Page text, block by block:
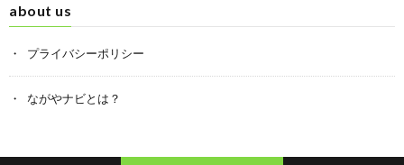
about us
プライバシーポリシー
ながやナビとは？